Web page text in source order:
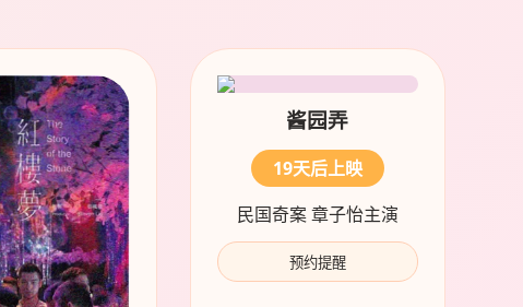
酱园弄
19天后上映
民国奇案 章子怡主演
预约提醒